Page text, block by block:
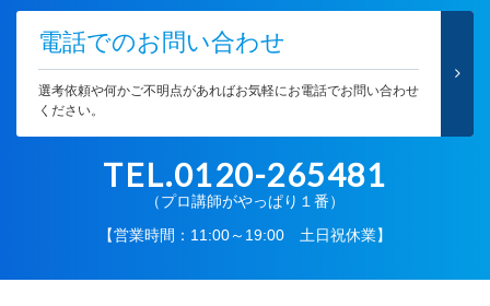
電話でのお問い合わせ
選考依頼や何かご不明点があればお気軽にお電話でお問い合わせ
ください。
TEL.0120-265481
（プロ講師がやっぱり１番）
【営業時間：11:00～19:00 土日祝休業】